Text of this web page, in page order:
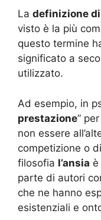
La definizione
visto è la più
questo termine
significato a
utilizzato.
Ad esempio, in
prestazione”
non essere
competizione o
filosofia l’ansia
parte di autori
che ne hanno
esistenziali e